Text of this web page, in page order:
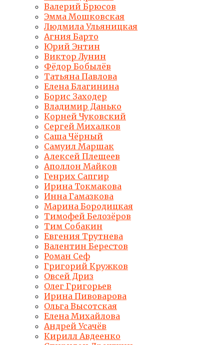
Валерий Брюсов
Эмма Мошковская
Людмила Ульяницкая
Агния Барто
Юрий Энтин
Виктор Лунин
Фёдор Бобылёв
Татьяна Павлова
Елена Благинина
Борис Заходер
Владимир Данько
Корней Чуковский
Сергей Михалков
Саша Чёрный
Самуил Маршак
Алексей Плещеев
Аполлон Майков
Генрих Сапгир
Ирина Токмакова
Инна Гамазкова
Марина Бородицкая
Тимофей Белозёров
Тим Собакин
Евгения Трутнева
Валентин Берестов
Роман Сеф
Григорий Кружков
Овсей Дриз
Олег Григорьев
Ирина Пивоварова
Ольга Высотская
Елена Михайлова
Андрей Усачёв
Кирилл Авдеенко